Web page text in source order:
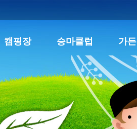
캠핑장 승마클럽 가든